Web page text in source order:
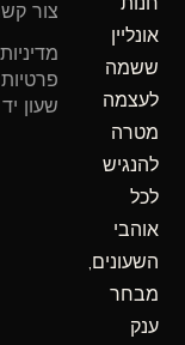
אונליין
ששמה
לעצמה
מטרה
להנגיש
לכל
אוהבי
השעונים,
מבחר
ענק
f
צור קשר
מדיניות
פרטיות –
שעון יד